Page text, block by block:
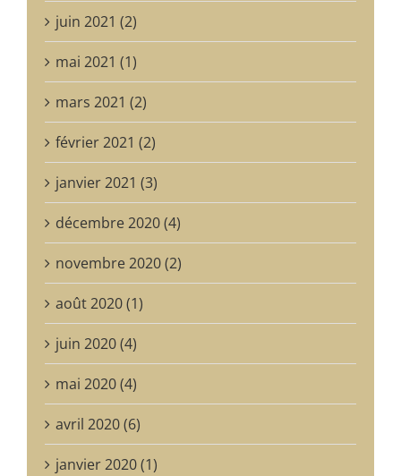
juin 2021 (2)
mai 2021 (1)
mars 2021 (2)
février 2021 (2)
janvier 2021 (3)
décembre 2020 (4)
novembre 2020 (2)
août 2020 (1)
juin 2020 (4)
mai 2020 (4)
avril 2020 (6)
janvier 2020 (1)